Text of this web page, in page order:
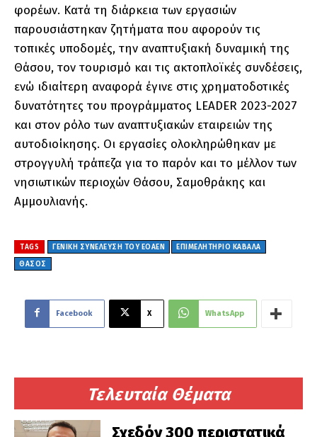
Τελευταία Θέματα
Σχεδόν 300 περιστατικά
φορέων. Κατά τη διάρκεια των εργασιών
παρουσιάστηκαν ζητήματα που αφορούν τις
τοπικές υποδομές, την αναπτυξιακή δυναμική της
Θάσου, τον τουρισμό και τις ακτοπλοϊκές συνδέσεις,
ενώ ιδιαίτερη αναφορά έγινε στις χρηματοδοτικές
δυνατότητες του προγράμματος LEADER 2023-2027
και στον ρόλο των αναπτυξιακών εταιρειών της
αυτοδιοίκησης. Οι εργασίες ολοκληρώθηκαν με
στρογγυλή τράπεζα για το παρόν και το μέλλον των
νησιωτικών περιοχών Θάσου, Σαμοθράκης και
Αμμουλιανής.
TAGS ΓΕΝΙΚΉ ΣΥΝΈΛΕΥΣΗ ΤΟΥ ΕΟΑΕΝ
ΕΠΙΜΕΛΗΤΗΡΙΟ ΚΑΒΑΛΑ
ΘΆΣΟΣ
Facebook X WhatsApp